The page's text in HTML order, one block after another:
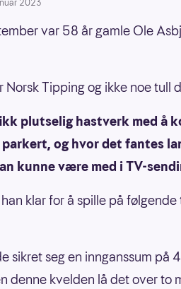
2023
var 58 år gamle Ole
Tipping og ikke noe tull
plutselig hastverk med å
og hvor det fantes
kunne være med i TV-
klar for å spille på følgende
sikret seg en innganssum på
denne kvelden lå det over to